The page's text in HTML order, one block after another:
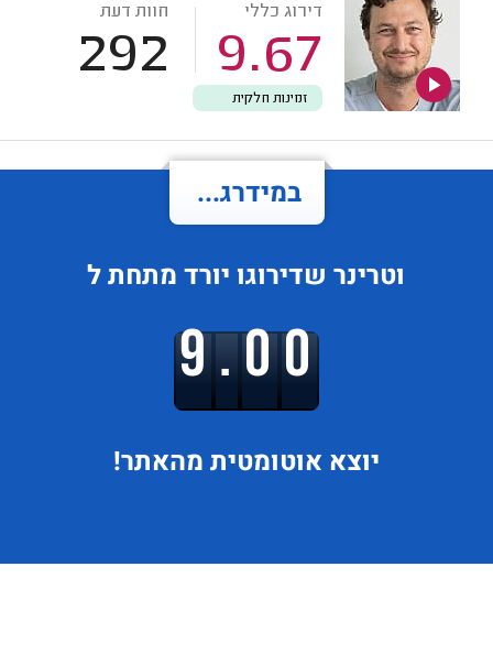
דירוג כללי
9.67
חוות דעת
292
זמינות חלקית
במידרג...
וטרינר שדירוגו יורד מתחת ל
9.00
יוצא אוטומטית מהאתר!